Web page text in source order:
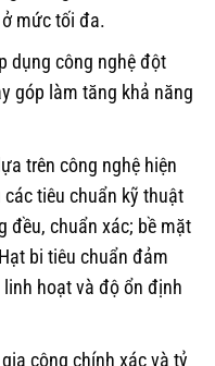
mức tối đa.
dụng công nghệ đột
góp làm tăng khả năng
trên công nghệ hiện
tiêu chuẩn kỹ thuật
đều, chuẩn xác; bề mặt
bi tiêu chuẩn đảm
hoạt và độ ổn định
công chính xác và tỷ